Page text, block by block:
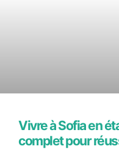
Vivre à Sofia en
complet pour